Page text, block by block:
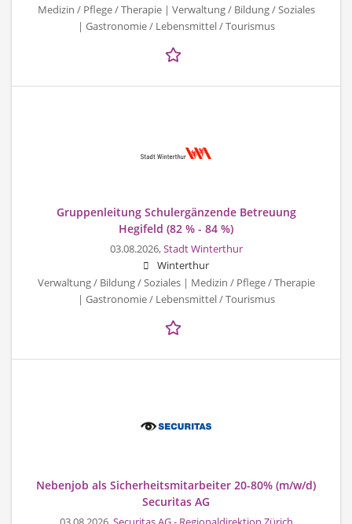
Medizin / Pflege / Therapie | Verwaltung / Bildung / Soziales
| Gastronomie / Lebensmittel / Tourismus
Gruppenleitung Schulergänzende Betreuung
Hegifeld (82 % - 84 %)
03.08.2026,Stadt Winterthur
Winterthur
Verwaltung / Bildung / Soziales | Medizin / Pflege / Therapie
| Gastronomie / Lebensmittel / Tourismus
Nebenjob als Sicherheitsmitarbeiter 20-80% (m/w/d)
Securitas AG